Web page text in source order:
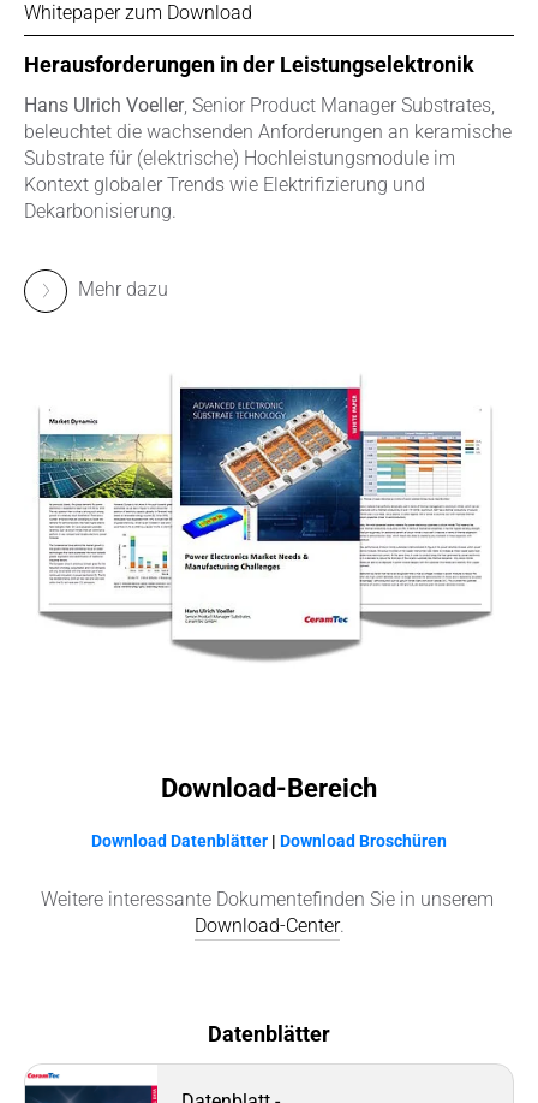
Whitepaper zum Download
Herausforderungen in der Leistungselektronik
Hans Ulrich Voeller, Senior Product Manager Substrates,
beleuchtet die wachsenden Anforderungen an keramische
Substrate für (elektrische) Hochleistungsmodule im
Kontext globaler Trends wie Elektrifizierung und
Dekarbonisierung.
Mehr dazu
Download-Bereich
Download Datenblätter | Download Broschüren
Weitere interessante Dokumentefinden Sie in unserem
Download-Center.
Datenblätter